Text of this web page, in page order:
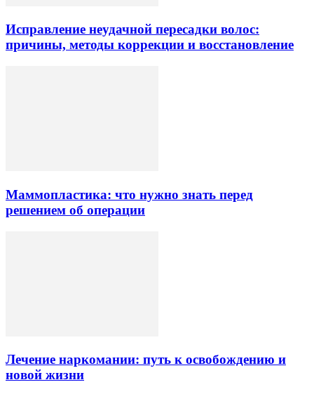
Исправление неудачной пересадки волос:
причины, методы коррекции и восстановление
Маммопластика: что нужно знать перед
решением об операции
Лечение наркомании: путь к освобождению и
новой жизни